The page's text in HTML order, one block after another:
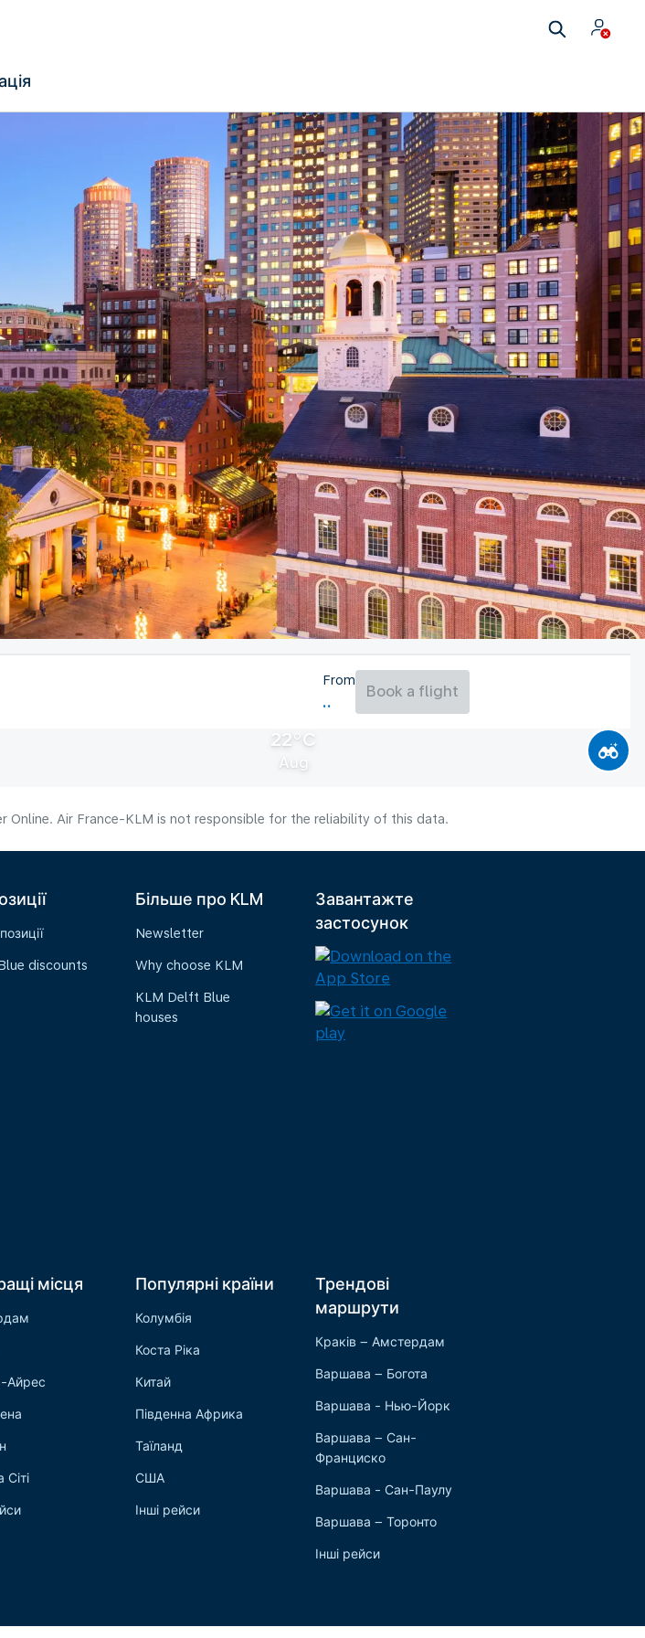
22°C
Aug
From
Book a flight
Air France-KLM is not responsible for the reliability of this data.
discounts
Більше про KLM
Newsletter
Why choose KLM
KLM Delft Blue
houses
Завантажте
застосунок
місця
Айрес
Популярні країни
Колумбія
Коста Ріка
Китай
Південна Африка
Таїланд
США
Інші рейси
Трендові
маршрути
Краків – Амстердам
Варшава – Богота
Варшава - Нью-Йорк
Варшава – Сан-
Франциско
Варшава - Сан-Паулу
Варшава – Торонто
Інші рейси